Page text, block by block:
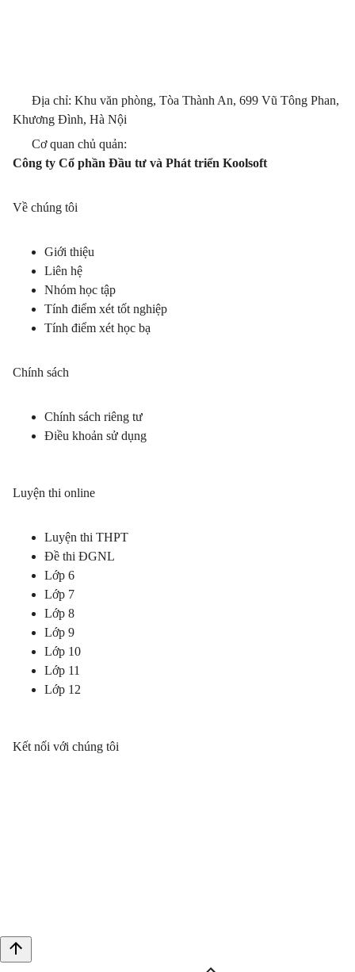
Địa chỉ: Khu văn phòng, Tòa Thành An, 699 Vũ Tông Phan,
Khương Đình, Hà Nội
Cơ quan chủ quản:
Công ty Cổ phần Đầu tư và Phát triển Koolsoft
Về chúng tôi
Giới thiệu
Liên hệ
Nhóm học tập
Tính điểm xét tốt nghiệp
Tính điểm xét học bạ
Chính sách
Chính sách riêng tư
Điều khoản sử dụng
Luyện thi online
Luyện thi THPT
Đề thi ĐGNL
Lớp 6
Lớp 7
Lớp 8
Lớp 9
Lớp 10
Lớp 11
Lớp 12
Kết nối với chúng tôi